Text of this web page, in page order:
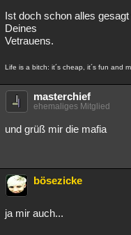
Ist doch schon alles
Deines
Vetrauens.
Life is a bitch: it´s cheap, it´s fun and
masterchief
ehemaliges Mitglied
und grüß mir die mafia
bösezicke
ja mir auch...